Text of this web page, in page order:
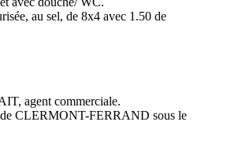
au sel, de 8x4 avec 1.50 de
agent commerciale.
CLERMONT-FERRAND sous le